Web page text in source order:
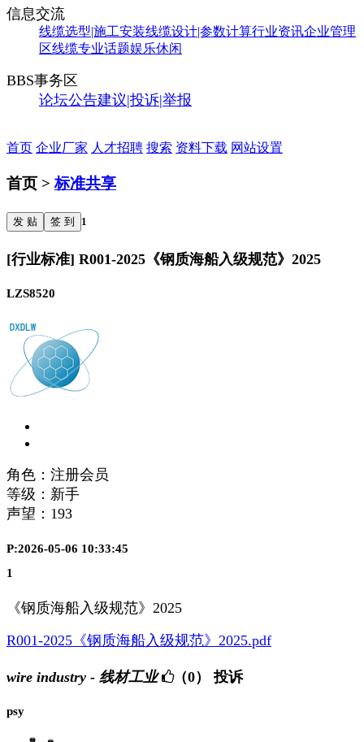
信息交流
线缆选型|施工安装线缆设计|参数计算行业资讯企业管理
区线缆专业话题娱乐休闲
BBS事务区
论坛公告建议|投诉|举报
首页 企业厂家 人才招聘 搜索 资料下载 网站设置
首页 >标准共享
发 贴 签 到 1
[行业标准] R001-2025《钢质海船入级规范》2025
LZS8520
角色：注册会员
等级：新手
声望： 193
P:2026-05-06 10:33:45
1
《钢质海船入级规范》2025
R001-2025《钢质海船入级规范》2025.pdf
wire industry - 线材工业 （0） 投诉
psy